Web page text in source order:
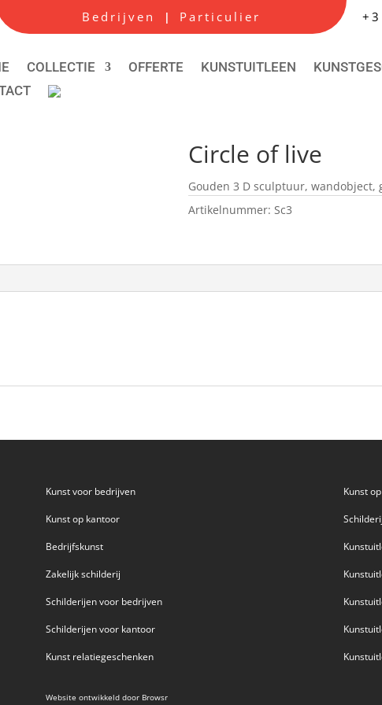
Bedrijven | Particulier
COLLECTIE OFFERTE KUNSTUITLEEN
Circle of live
Gouden 3 D sculptuur, wandobject,
Artikelnummer: Sc3
Kunst voor bedrijven
Kunst op kantoor
Bedrijfskunst
Zakelijk schilderij
Schilderijen voor bedrijven
Schilderijen voor kantoor
Kunst relatiegeschenken
Website ontwikkeld door Browsr
Kunst